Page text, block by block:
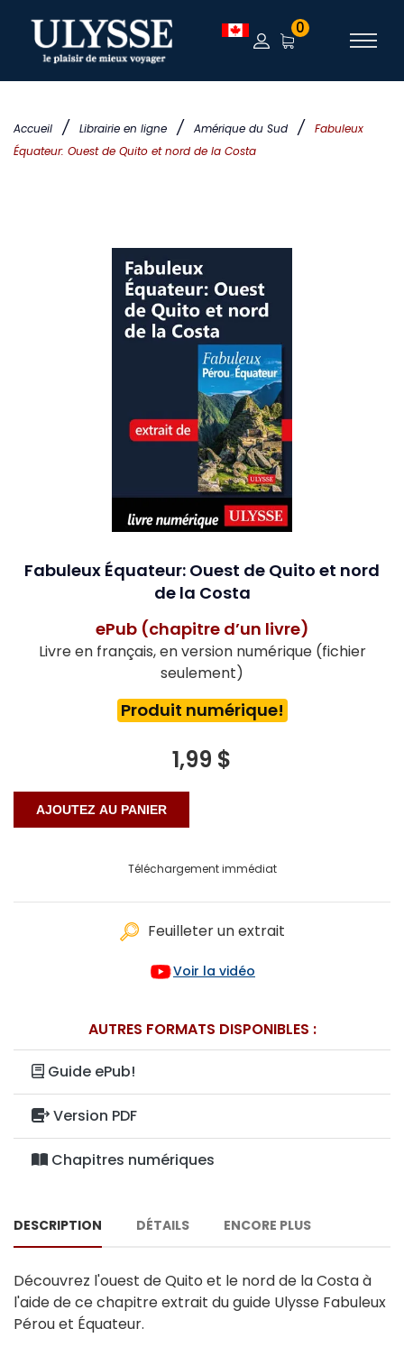
Accueil / Librairie en ligne / Amérique du Sud /
Fabuleux
Équateur: Ouest de Quito et nord de la Costa
0
Fabuleux Équateur: Ouest de Quito et nord
de la Costa
ePub (chapitre d’un livre)
Livre en français, en version numérique (fichier
seulement)
Produit numérique!
1,99 $
Téléchargement immédiat
Feuilleter un extrait
Voir la vidéo
AUTRES FORMATS DISPONIBLES :
Guide ePub!
Version PDF
Chapitres numériques
DESCRIPTION DÉTAILS ENCORE PLUS
Découvrez l'ouest de Quito et le nord de la Costa à
l'aide de ce chapitre extrait du guide Ulysse Fabuleux
Pérou et Équateur.